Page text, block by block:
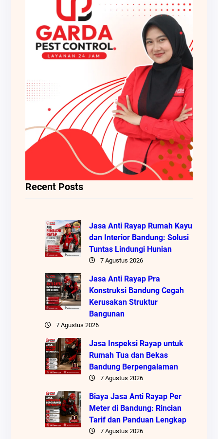
Recent Posts
Jasa Anti Rayap Rumah Kayu
dan Interior Bandung: Solusi
Tuntas Lindungi Hunian
7 Agustus 2026
Jasa Anti Rayap Pra
Konstruksi Bandung Cegah
Kerusakan Struktur
Bangunan
7 Agustus 2026
Jasa Inspeksi Rayap untuk
Rumah Tua dan Bekas
Bandung Berpengalaman
7 Agustus 2026
Biaya Jasa Anti Rayap Per
Meter di Bandung: Rincian
Tarif dan Panduan Lengkap
7 Agustus 2026